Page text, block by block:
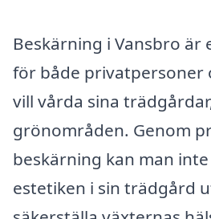
Beskärning i Vansbro är
för både privatpersoner
vill vårda sina
grönområden. Genom
beskärning kan man
estetiken i sin trädgård